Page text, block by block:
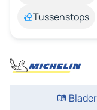
Tussenstops